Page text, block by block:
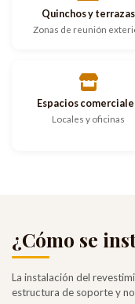
Quinchos y terrazas
Zonas de reunión
Espacios
Locales y oficinas
¿Cómo se
La instalación del
estructura de soporte y